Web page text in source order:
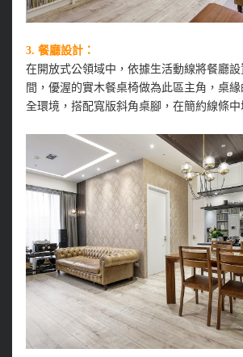
3. 餐廳設計：
在開放式公領域中，依據生活動線將餐廳
間，優渥的實木餐桌椅做為此區主角，桌
全環境，搭配寬版斜角桌腳，在簡約線條中